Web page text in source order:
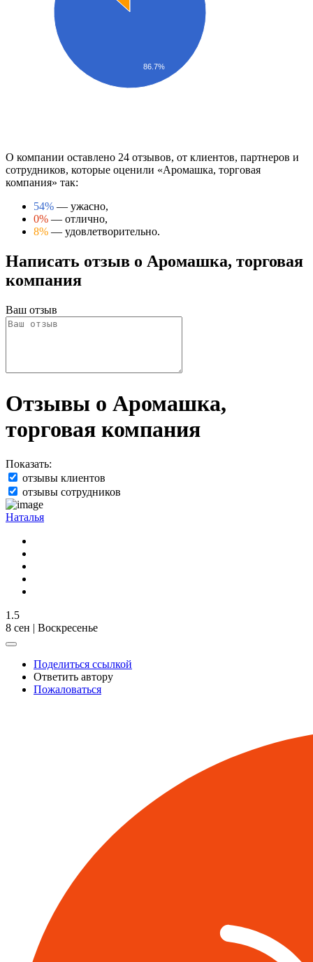
86.7%
О компании оставлено 24 отзывов, от клиентов, партнеров и
сотрудников, которые оценили «Аромашка, торговая
компания» так:
54% — ужасно,
0% — отлично,
8% — удовлетворительно.
Написать отзыв о Аромашка, торговая
компания
Ваш отзыв
Отзывы о Аромашка,
торговая компания
Показать:
отзывы клиентов
отзывы сотрудников
Наталья
1.5
8 сен | Воскресенье
Поделиться ссылкой
Ответить автору
Пожаловаться